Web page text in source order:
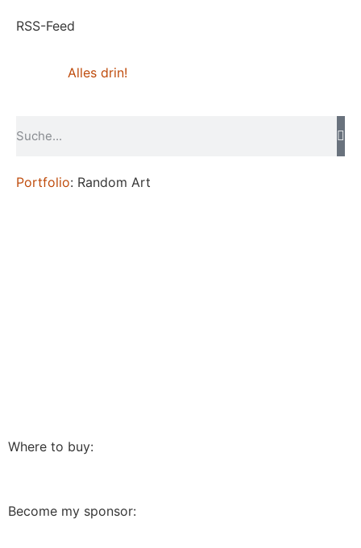
RSS-Feed
Alles drin!
Portfolio: Random Art
Where to buy:
Become my sponsor: